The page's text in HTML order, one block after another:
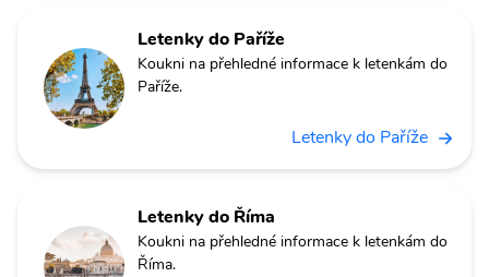
Letenky do Paříže
Koukni na přehledné informace k letenkám do
Paříže.
Letenky do Paříže
Letenky do Říma
Koukni na přehledné informace k letenkám do
Říma.